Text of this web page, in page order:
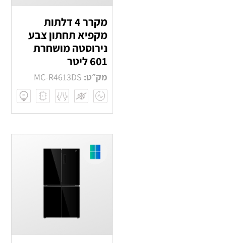
מקרר 4 דלתות
מקפיא תחתון צבע
נירוסטה מושחרת
601 ליטר
מק״ט: MC-R4613DS